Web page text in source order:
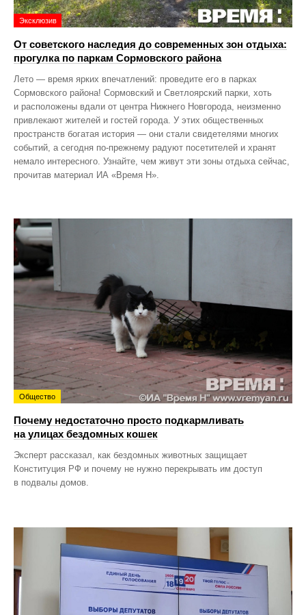
Эксклюзив
От советского наследия до современных зон отдыха:
прогулка по паркам Сормовского района
Лето — время ярких впечатлений: проведите его в парках
Сормовского района! Сормовский и Светлоярский парки, хоть
и расположены вдали от центра Нижнего Новгорода, неизменно
привлекают жителей и гостей города. У этих общественных
пространств богатая история — они стали свидетелями многих
событий, а сегодня по‑прежнему радуют посетителей и хранят
немало интересного. Узнайте, чем живут эти зоны отдыха сейчас,
прочитав материал ИА «Время Н».
Общество
Почему недостаточно просто подкармливать
на улицах бездомных кошек
Эксперт рассказал, как бездомных животных защищает
Конституция РФ и почему не нужно перекрывать им доступ
в подвалы домов.